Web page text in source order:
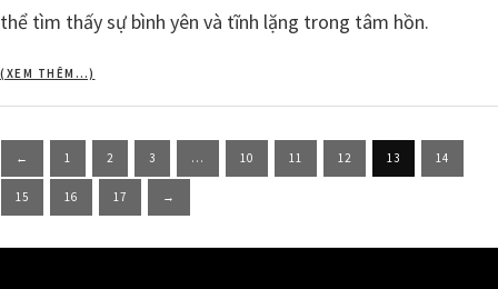
thể tìm thấy sự bình yên và tĩnh lặng trong tâm hồn.
(XEM THÊM…)
Posts
pagination
← 1 2 3 … 10 11 12 13 14
15 16 17 →